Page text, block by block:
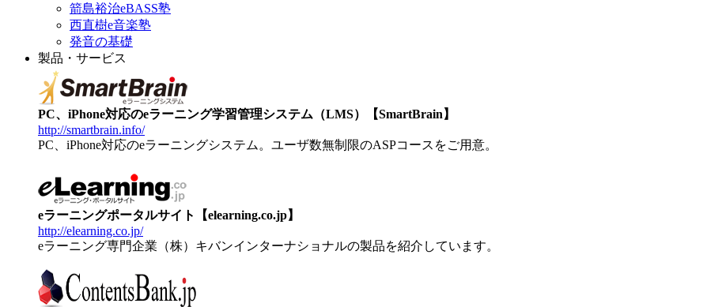
箭島裕治eBASS塾
西直樹e音楽塾
発音の基礎
製品・サービス
PC、iPhone対応のeラーニング学習管理システム（LMS）【SmartBrain】
http://smartbrain.info/
PC、iPhone対応のeラーニングシステム。ユーザ数無制限のASPコースをご用意。
eラーニングポータルサイト【elearning.co.jp】
http://elearning.co.jp/
eラーニング専門企業（株）キバンインターナショナルの製品を紹介しています。